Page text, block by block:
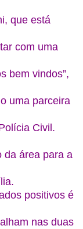
que está
com uma
bem vindos”,
uma parceira
Civil.
da área para a
positivos é
nas duas